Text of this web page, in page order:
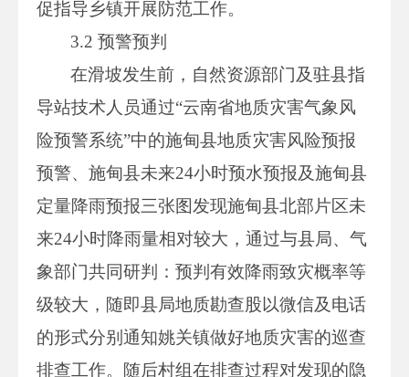
促指导乡镇开展防范工作。
3.2 预警预判
在滑坡发生前，自然资源部门及驻县指
导站技术人员通过“云南省地质灾害气象风
险预警系统”中的施甸县地质灾害风险预报
预警、施甸县未来24小时预水预报及施甸县
定量降雨预报三张图发现施甸县北部片区未
来24小时降雨量相对较大，通过与县局、气
象部门共同研判：预判有效降雨致灾概率等
级较大，随即县局地质勘查股以微信及电话
的形式分别通知姚关镇做好地质灾害的巡查
排查工作。随后村组在排查过程对发现的隐